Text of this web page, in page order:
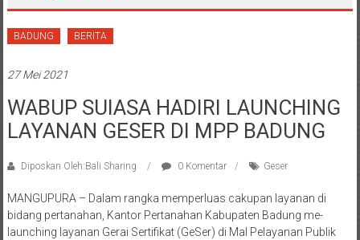
BADUNG BERITA
27 Mei 2021
WABUP SUIASA HADIRI LAUNCHING
LAYANAN GESER DI MPP BADUNG
Diposkan Oleh:Bali Sharing 0 Komentar Geser
MANGUPURA – Dalam rangka memperluas cakupan layanan di
bidang pertanahan, Kantor Pertanahan Kabupaten Badung me-
launching layanan Gerai Sertifikat (GeSer) di Mal Pelayanan Publik